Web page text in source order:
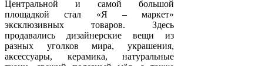
Центральной и самой большой
площадкой стал «Я – маркет»
эксклюзивных товаров. Здесь
продавались дизайнерские вещи из
разных уголков мира, украшения,
аксессуары, керамика, натуральные